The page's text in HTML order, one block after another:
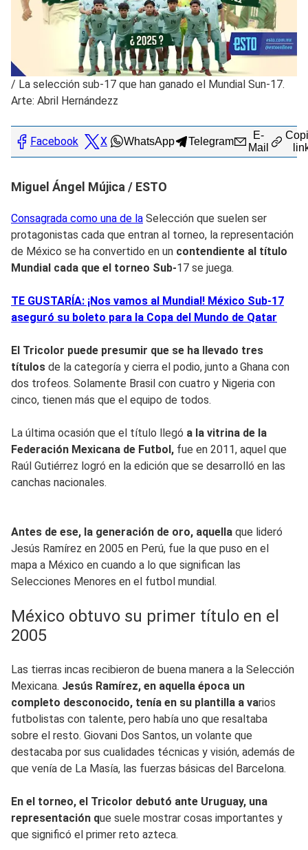
/ La selección sub-17 que han ganado el Mundial Sun-17.
Arte: Abril Hernándezz
Facebook X WhatsApp Telegram
E-
Mail
Miguel Ángel Mújica / ESTO
Consagrada como una de la Selección que suelen ser
protagonistas cada que entran al torneo, la representación
de México se ha convertido en un contendiente al título
Mundial cada que el torneo Sub-17 se juega.
TE GUSTARÍA: ¡Nos vamos al Mundial! México Sub-17
aseguró su boleto para la Copa del Mundo de Qatar
El Tricolor puede presumir que se ha llevado tres
títulos de la categoría y cierra el podio, junto a Ghana con
dos trofeos. Solamente Brasil con cuatro y Nigeria con
cinco, tienen más que el equipo de todos.
La última ocasión que el título llegó a la vitrina de la
Federación Mexicana de Futbol, fue en 2011, aquel que
Raúl Gutiérrez logró en la edición que se desarrolló en las
canchas nacionales.
Antes de ese, la generación de oro, aquella que lideró
Jesús Ramírez en 2005 en Perú, fue la que puso en el
mapa a México en cuando a lo que significan las
Selecciones Menores en el futbol mundial.
México obtuvo su primer título en el
2005
Las tierras incas recibieron de buena manera a la Selección
Mexicana. Jesús Ramírez, en aquella época un
completo desconocido, tenía en su plantilla a varios
futbolistas con talente, pero había uno que resaltaba
sobre el resto. Giovani Dos Santos, un volante que
destacaba por sus cualidades técnicas y visión, además de
que venía de La Masía, las fuerzas básicas del Barcelona.
En el torneo, el Tricolor debutó ante Uruguay, una
representación que suele mostrar cosas importantes y
que significó el primer reto azteca.